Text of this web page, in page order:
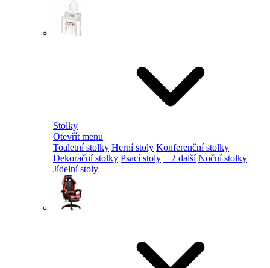
Stolky
Otevřít menu
Toaletní stolky Herní stoly Konferenční stolky
Dekorační stolky Psací stoly + 2 další Noční stolky
Jídelní stoly